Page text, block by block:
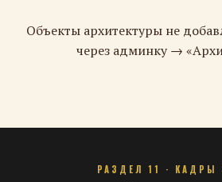
Объекты архитектуры не
через админку →
РАЗДЕЛ 11 · КАДРЫ